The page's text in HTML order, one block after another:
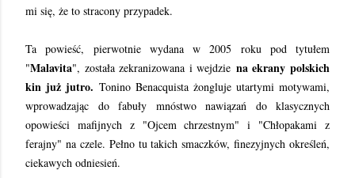
mi się, że to stracony przypadek.
Ta powieść, pierwotnie wydana w 2005 roku pod tytułem
"Malavita", została zekranizowana i wejdzie na ekrany polskich
kin już jutro. Tonino Benacquista żongluje utartymi motywami,
wprowadzając do fabuły mnóstwo nawiązań do klasycznych
opowieści mafijnych z "Ojcem chrzestnym" i "Chłopakami z
ferajny" na czele. Pełno tu takich smaczków, finezyjnych określeń,
ciekawych odniesień.